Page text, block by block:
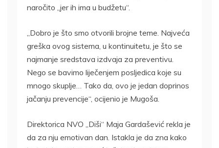
naročito „jer ih ima u budžetu“.
„Dobro je što smo otvorili brojne teme. Najveća
greška ovog sistema, u kontinuitetu, je što se
najmanje sredstava izdvaja za preventivu.
Nego se bavimo liječenjem posljedica koje su
mnogo skuplje… Tako da, ovo je jedan doprinos
jačanju prevencije“, ocijenio je Mugoša.
Direktorica NVO „Diši“ Maja Gardašević rekla je
da za nju emotivan dan. Istakla je da zna kako